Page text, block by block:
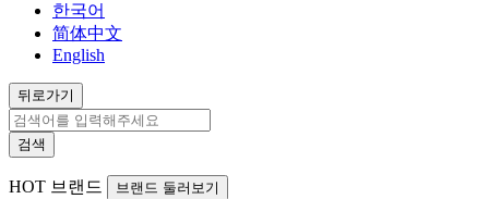
한국어
简体中文
English
뒤로가기
검색
HOT 브랜드 브랜드 둘러보기